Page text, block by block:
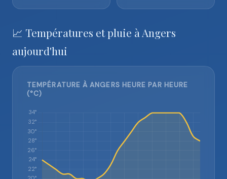
📈 Températures et pluie à Angers
aujourd'hui
TEMPÉRATURE À ANGERS HEURE PAR HEURE
(°C)